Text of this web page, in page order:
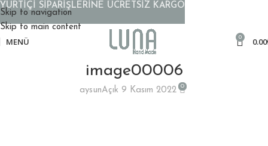
Skip to navigation
Skip to main content
MENÜ 0 0.00
image00006
aysunAçık 9 Kasım 2022 0
YURTİÇİ SİPARİŞLERİNE ÜCRETSİZ KARGO